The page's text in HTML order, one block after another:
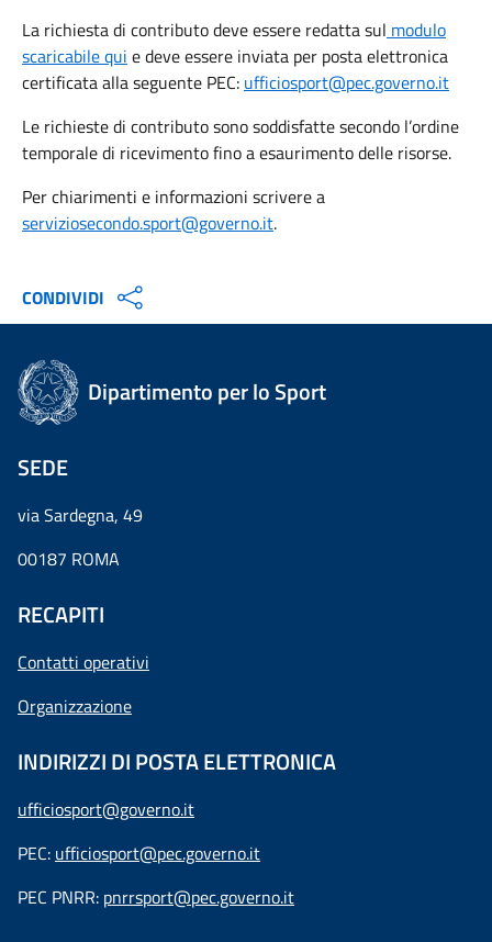
La richiesta di contributo deve essere redatta sul modulo
scaricabilequi e deve essere inviata per posta elettronica
certificata alla seguente PEC: ufficiosport@pec.governo.it
Le richieste di contributo sono soddisfatte secondo l’ordine
temporale di ricevimento fino a esaurimento delle risorse.
Per chiarimenti e informazioni scrivere a
serviziosecondo.sport@governo.it.
CONDIVIDI
Dipartimento per lo Sport
SEDE
via Sardegna, 49
00187 ROMA
RECAPITI
Contatti operativi
Organizzazione
INDIRIZZI DI POSTA ELETTRONICA
ufficiosport@governo.it
PEC: ufficiosport@pec.governo.it
PEC PNRR: pnrrsport@pec.governo.it